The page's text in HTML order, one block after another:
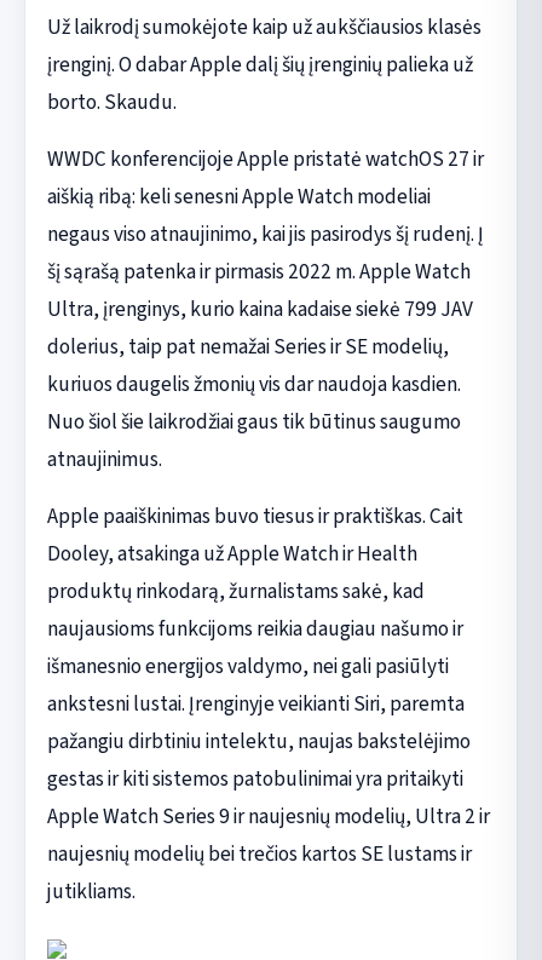
Už laikrodį sumokėjote kaip už aukščiausios klasės
įrenginį. O dabar Apple dalį šių įrenginių palieka už
borto. Skaudu.
WWDC konferencijoje Apple pristatė watchOS 27 ir
aiškią ribą: keli senesni Apple Watch modeliai
negaus viso atnaujinimo, kai jis pasirodys šį rudenį. Į
šį sąrašą patenka ir pirmasis 2022 m. Apple Watch
Ultra, įrenginys, kurio kaina kadaise siekė 799 JAV
dolerius, taip pat nemažai Series ir SE modelių,
kuriuos daugelis žmonių vis dar naudoja kasdien.
Nuo šiol šie laikrodžiai gaus tik būtinus saugumo
atnaujinimus.
Apple paaiškinimas buvo tiesus ir praktiškas. Cait
Dooley, atsakinga už Apple Watch ir Health
produktų rinkodarą, žurnalistams sakė, kad
naujausioms funkcijoms reikia daugiau našumo ir
išmanesnio energijos valdymo, nei gali pasiūlyti
ankstesni lustai. Įrenginyje veikianti Siri, paremta
pažangiu dirbtiniu intelektu, naujas bakstelėjimo
gestas ir kiti sistemos patobulinimai yra pritaikyti
Apple Watch Series 9 ir naujesnių modelių, Ultra 2 ir
naujesnių modelių bei trečios kartos SE lustams ir
jutikliams.